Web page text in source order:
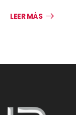
LEER MÁS